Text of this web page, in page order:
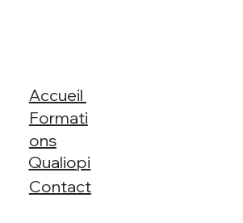
Accueil
Formati
ons
Qualiopi
Contact